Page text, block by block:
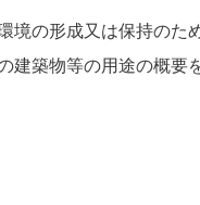
境の形成又は保持のた
築物等の用途の概要